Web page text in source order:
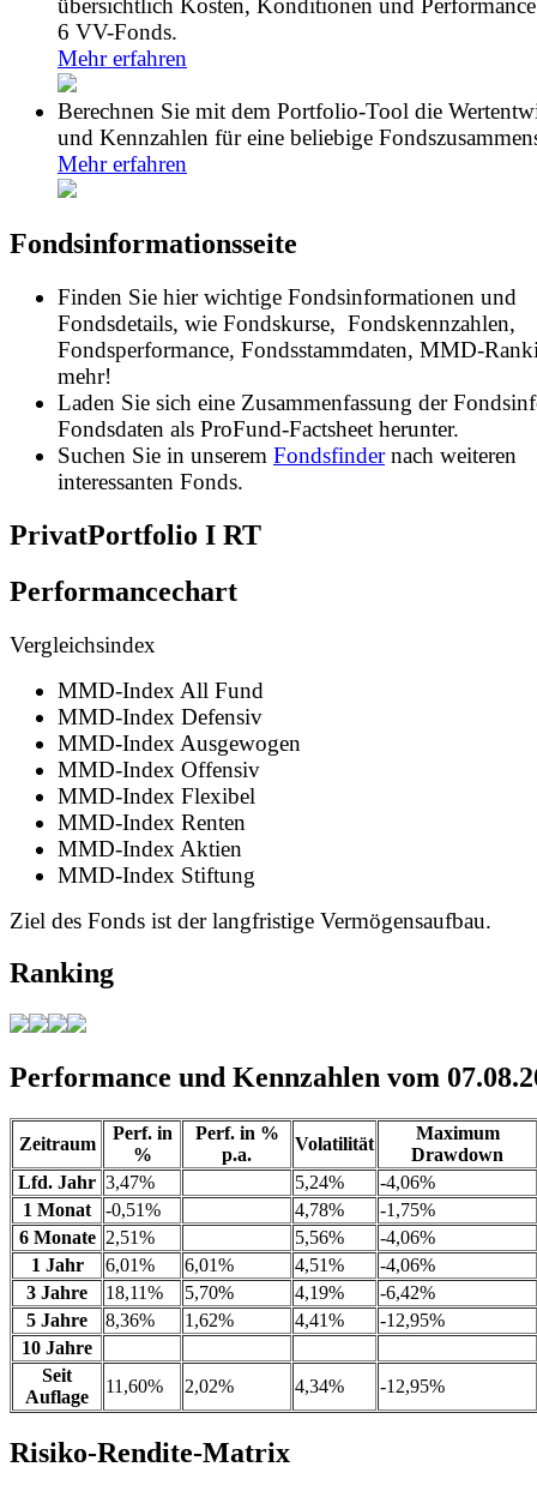
übersichtlich Kosten, Konditionen und
6 VV-Fonds.
Mehr erfahren
Berechnen Sie mit dem Portfolio-Tool die
und Kennzahlen für eine beliebige
Mehr erfahren
Fondsinformationsseite
Finden Sie hier wichtige Fondsinformationen und
Fondsdetails, wie Fondskurse, Fondskennzahlen,
Fondsperformance, Fondsstammdaten, MMD-
mehr!
Laden Sie sich eine Zusammenfassung der
Fondsdaten als ProFund-Factsheet herunter.
Suchen Sie in unserem Fondsfindernach weiteren
interessanten Fonds.
PrivatPortfolio I RT
Performancechart
Vergleichsindex
MMD-Index All Fund
MMD-Index Defensiv
MMD-Index Ausgewogen
MMD-Index Offensiv
MMD-Index Flexibel
MMD-Index Renten
MMD-Index Aktien
MMD-Index Stiftung
Ziel des Fonds ist der langfristige Vermögensaufbau.
Ranking
Performance und Kennzahlen vom
Zeitraum
Perf. in
%
Perf. in %
p.a.
Volatilität
Maximum
Drawdown
Lfd. Jahr 3,47% 5,24%
-4,06%
1 Monat
-0,51% 4,78%
-1,75%
6 Monate 2,51% 5,56%
-4,06%
1 Jahr
6,01% 6,01% 4,51%
-4,06%
3 Jahre
18,11% 5,70% 4,19%
-6,42%
5 Jahre
8,36% 1,62% 4,41%
-12,95%
10 Jahre
Seit
Auflage
11,60% 2,02% 4,34% -12,95%
Risiko-Rendite-Matrix